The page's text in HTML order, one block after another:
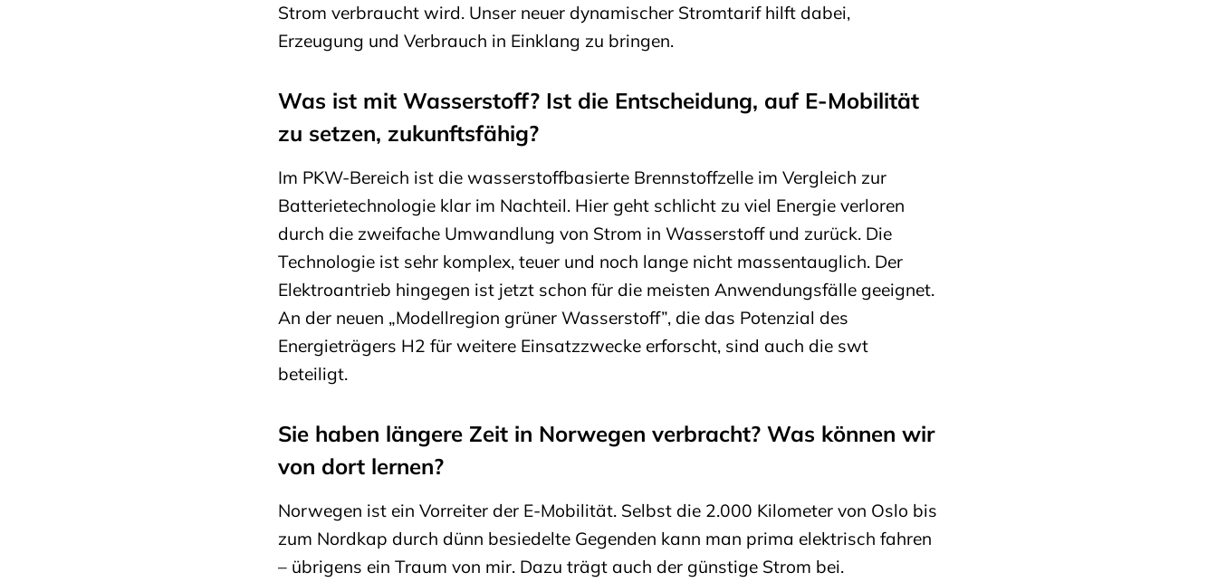
Strom verbraucht wird. Unser neuer dynamischer Stromtarif hilft dabei,
Erzeugung und Verbrauch in Einklang zu bringen.
Was ist mit Wasserstoff? Ist die Entscheidung, auf E-Mobilität
zu setzen, zukunftsfähig?
Im PKW-Bereich ist die wasserstoffbasierte Brennstoffzelle im Vergleich zur
Batterietechnologie klar im Nachteil. Hier geht schlicht zu viel Energie verloren
durch die zweifache Umwandlung von Strom in Wasserstoff und zurück. Die
Technologie ist sehr komplex, teuer und noch lange nicht massentauglich. Der
Elektroantrieb hingegen ist jetzt schon für die meisten Anwendungsfälle geeignet.
An der neuen „Modellregion grüner Wasserstoff”, die das Potenzial des
Energieträgers H2 für weitere Einsatzzwecke erforscht, sind auch die swt
beteiligt.
Sie haben längere Zeit in Norwegen verbracht? Was können wir
von dort lernen?
Norwegen ist ein Vorreiter der E-Mobilität. Selbst die 2.000 Kilometer von Oslo bis
zum Nordkap durch dünn besiedelte Gegenden kann man prima elektrisch fahren
– übrigens ein Traum von mir. Dazu trägt auch der günstige Strom bei.